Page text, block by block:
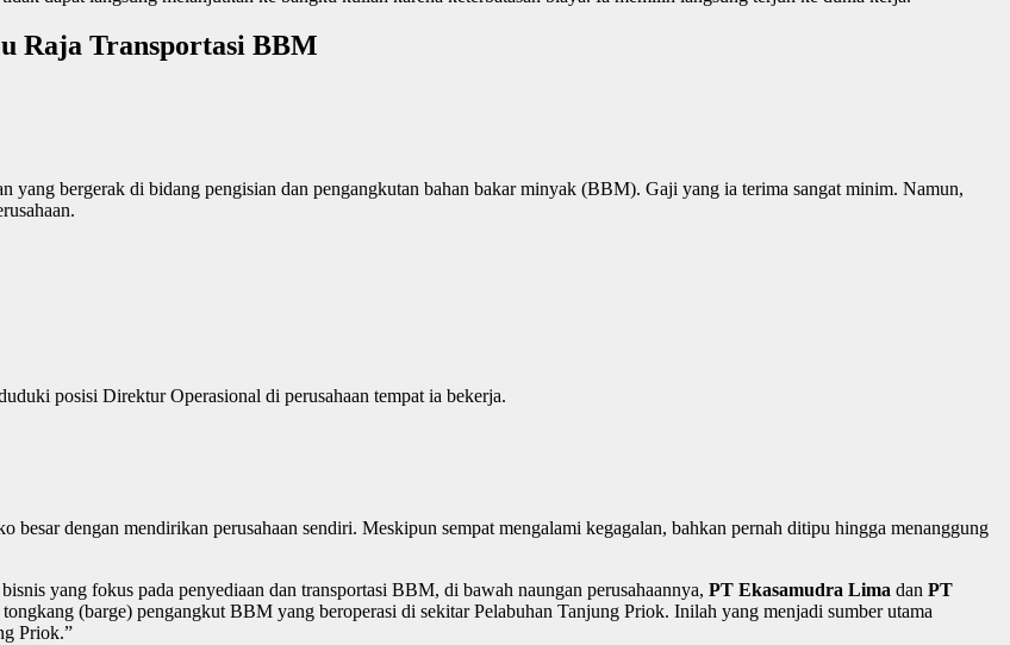
Raja Transportasi BBM
yang bergerak di bidang pengisian dan pengangkutan bahan bakar minyak (BBM). Gaji yang ia terima sangat minim. Namun,
posisi Direktur Operasional di perusahaan tempat ia bekerja.
dengan mendirikan perusahaan sendiri. Meskipun sempat mengalami kegagalan, bahkan pernah ditipu hingga menanggung
yang fokus pada penyediaan dan transportasi BBM, di bawah naungan perusahaannya, PT Ekasamudra Lima dan PT
(barge) pengangkut BBM yang beroperasi di sekitar Pelabuhan Tanjung Priok. Inilah yang menjadi sumber utama
Priok.”